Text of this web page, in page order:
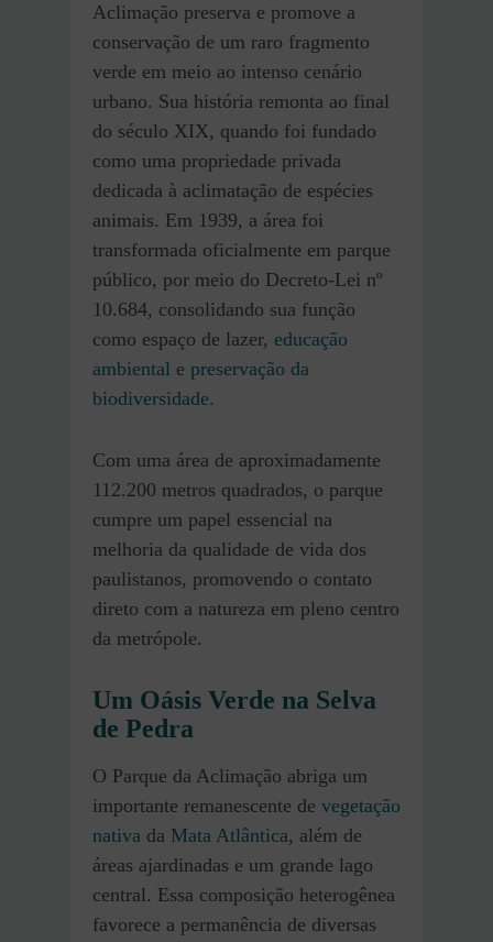
Aclimação preserva e promove a
conservação de um raro fragmento
verde em meio ao intenso cenário
urbano. Sua história remonta ao final
do século XIX, quando foi fundado
como uma propriedade privada
dedicada à aclimatação de espécies
animais. Em 1939, a área foi
transformada oficialmente em parque
público, por meio do Decreto-Lei nº
10.684, consolidando sua função
como espaço de lazer, educação
ambiental e preservação da
biodiversidade.
Com uma área de aproximadamente
112.200 metros quadrados, o parque
cumpre um papel essencial na
melhoria da qualidade de vida dos
paulistanos, promovendo o contato
direto com a natureza em pleno centro
da metrópole.
Um Oásis Verde na Selva
de Pedra
O Parque da Aclimação abriga um
importante remanescente de vegetação
nativa da Mata Atlântica, além de
áreas ajardinadas e um grande lago
central. Essa composição heterogênea
favorece a permanência de diversas